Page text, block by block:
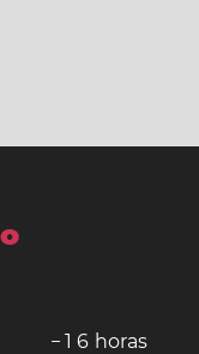
− 1 6 horas